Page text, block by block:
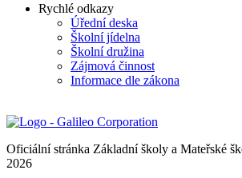
Rychlé odkazy
Úřední deska
Školní jídelna
Školní družina
Zájmová činnost
Informace dle zákona
Oficiální stránka Základní školy a Mateřské
2026